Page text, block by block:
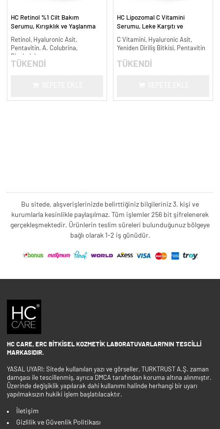
HC Retinol %1 Cilt Bakım
Serumu, Kırışıklık ve Yaşlanma
Retinol, Hyaluronic Asit,
Pentavitin, A. Colubrina,
Bisabolol
TÜKENDİ
HC Lipozomal C Vitamini
Serumu, Leke Karşıtı ve
C Vitamini, Hyaluronic Asit,
Yeniden Diriliş Bitkisi, Pentavitin
TÜKENDİ
Bu sitede, alışverişlerinizde belirttiğiniz bilgileriniz 3. kişi ve
kurumlarla kesinlikle paylaşılmaz. Tüm işlemler 256 bit şifrelenerek
gerçekleşmektedir. Ürünlerin teslim süreleri bulunduğunuz bölgeye
bağlı olarak 1-2 iş günüdür.
HC CARE, ERC BITKISEL KOZMETIK LABORATUVARLARI'NIN TESCILLI
MARKASIDIR.
YASAL UYARI: Sitede kullanılan yazı ve görseller, TURKTRUST A.Ş. zaman
damgası ile tescillenmiş, ayrıca DMCA tarafından koruma altına alınmıştır.
Üzerinde değişiklik yapılarak dahi kullanımı halinde herhangi bir uyarı
yapılmaksızın hukiki işlem başlatılacaktır.
İletişim
Gizlilik ve Güvenlik Politikası